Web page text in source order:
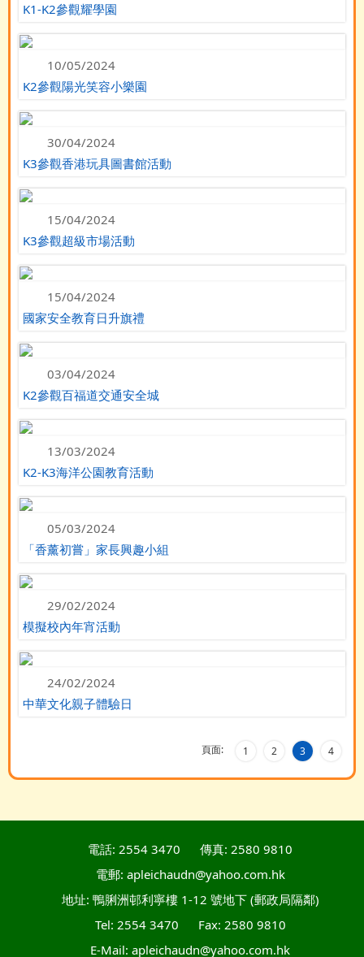
K1-K2參觀耀學園
10/05/2024
K2參觀陽光笑容小樂園
30/04/2024
K3參觀香港玩具圖書館活動
15/04/2024
K3參觀超級市場活動
15/04/2024
國家安全教育日升旗禮
03/04/2024
K2參觀百福道交通安全城
13/03/2024
K2-K3海洋公園教育活動
05/03/2024
「香薰初嘗」家長興趣小組
29/02/2024
模擬校內年宵活動
24/02/2024
中華文化親子體驗日
頁面: 1 2 3 4
電話: 2554 3470
傳真: 2580 9810
電郵: apleichaudn@yahoo.com.hk
地址: 鴨脷洲邨利寧樓 1-12 號地下 (郵政局隔鄰)
Tel: 2554 3470
Fax: 2580 9810
E-Mail: apleichaudn@yahoo.com.hk